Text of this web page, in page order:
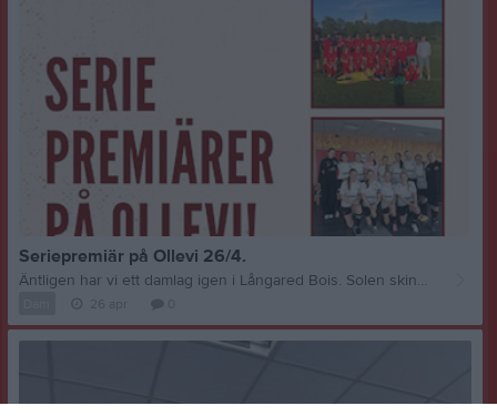
Seriepremiär på Ollevi 26/4.
Äntligen har vi ett damlag igen i Långared Bois. Solen skiner, kiosken är öppen. Hoppas vi ses.